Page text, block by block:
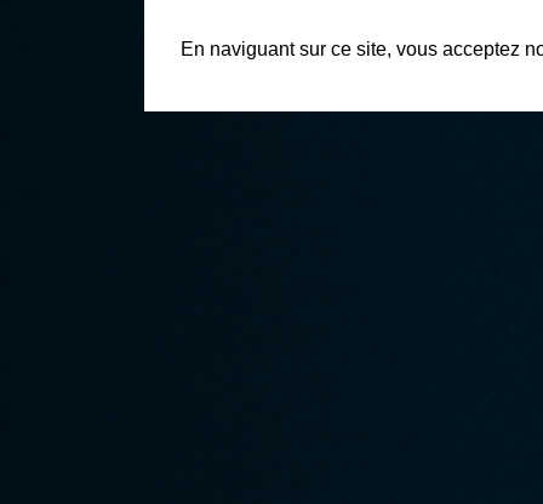
En naviguant sur ce site, vous acceptez